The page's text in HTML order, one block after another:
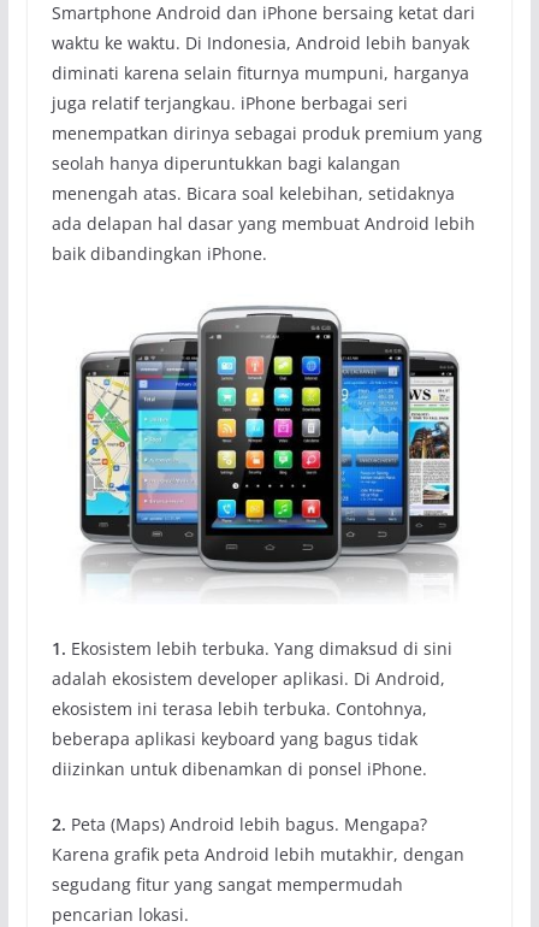
Smartphone Android dan iPhone bersaing ketat dari
waktu ke waktu. Di Indonesia, Android lebih banyak
diminati karena selain fiturnya mumpuni, harganya
juga relatif terjangkau. iPhone berbagai seri
menempatkan dirinya sebagai produk premium yang
seolah hanya diperuntukkan bagi kalangan
menengah atas. Bicara soal kelebihan, setidaknya
ada delapan hal dasar yang membuat Android lebih
baik dibandingkan iPhone.
1. Ekosistem lebih terbuka. Yang dimaksud di sini
adalah ekosistem developer aplikasi. Di Android,
ekosistem ini terasa lebih terbuka. Contohnya,
beberapa aplikasi keyboard yang bagus tidak
diizinkan untuk dibenamkan di ponsel iPhone.
2. Peta (Maps) Android lebih bagus. Mengapa?
Karena grafik peta Android lebih mutakhir, dengan
segudang fitur yang sangat mempermudah
pencarian lokasi.